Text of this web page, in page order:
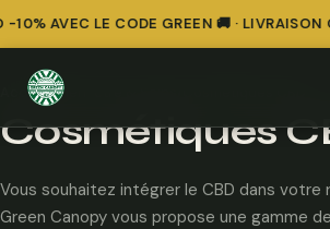
10% AVEC LE CODE GREEN 🚚 · LIVRAISON
Accueil/Bien-être & Soins
Cosmétiques
Vous souhaitez intégrer le CBD dans votre
Green Canopy vous propose une gamme